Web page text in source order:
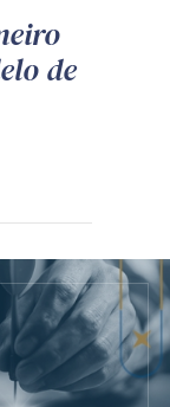
de